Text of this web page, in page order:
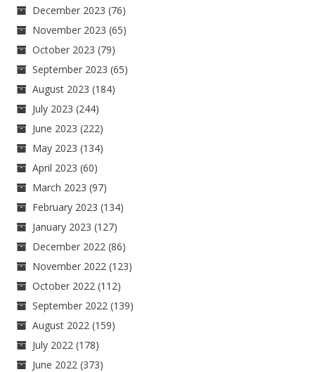
December 2023 (76)
November 2023 (65)
October 2023 (79)
September 2023 (65)
August 2023 (184)
July 2023 (244)
June 2023 (222)
May 2023 (134)
April 2023 (60)
March 2023 (97)
February 2023 (134)
January 2023 (127)
December 2022 (86)
November 2022 (123)
October 2022 (112)
September 2022 (139)
August 2022 (159)
July 2022 (178)
June 2022 (373)